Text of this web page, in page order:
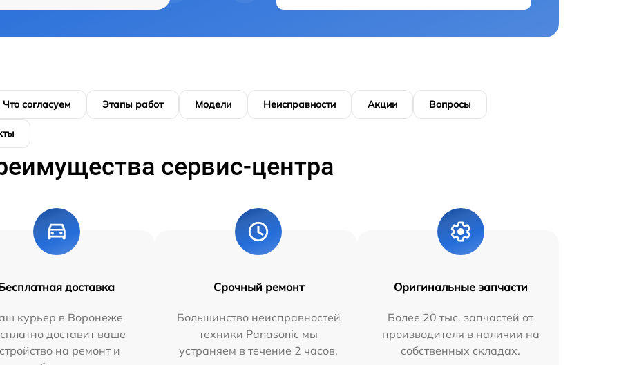
Что согласуем Этапы работ Модели Неисправности Акции Вопросы
сервис-центра
доставка
курьер в Воронеже
доставит ваше
на ремонт и
Срочный ремонт
Большинство неисправностей
техники Panasonic мы
устраняем в течение 2 часов.
Оригинальные запчасти
Более 20 тыс. запчастей от
производителя в наличии на
собственных складах.